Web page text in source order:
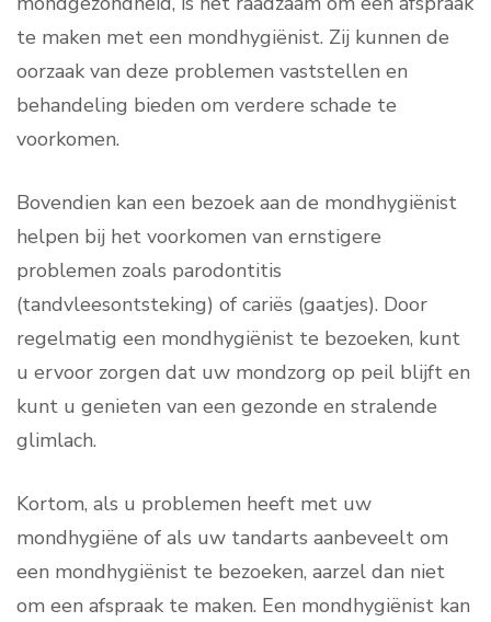
te maken met een mondhygiënist. Zij kunnen de
oorzaak van deze problemen vaststellen en
behandeling bieden om verdere schade te
voorkomen.
Bovendien kan een bezoek aan de mondhygiënist
helpen bij het voorkomen van ernstigere
problemen zoals parodontitis
(tandvleesontsteking) of cariës (gaatjes). Door
regelmatig een mondhygiënist te bezoeken, kunt
u ervoor zorgen dat uw mondzorg op peil blijft en
kunt u genieten van een gezonde en stralende
glimlach.
Kortom, als u problemen heeft met uw
mondhygiëne of als uw tandarts aanbeveelt om
een mondhygiënist te bezoeken, aarzel dan niet
om een afspraak te maken. Een mondhygiënist kan